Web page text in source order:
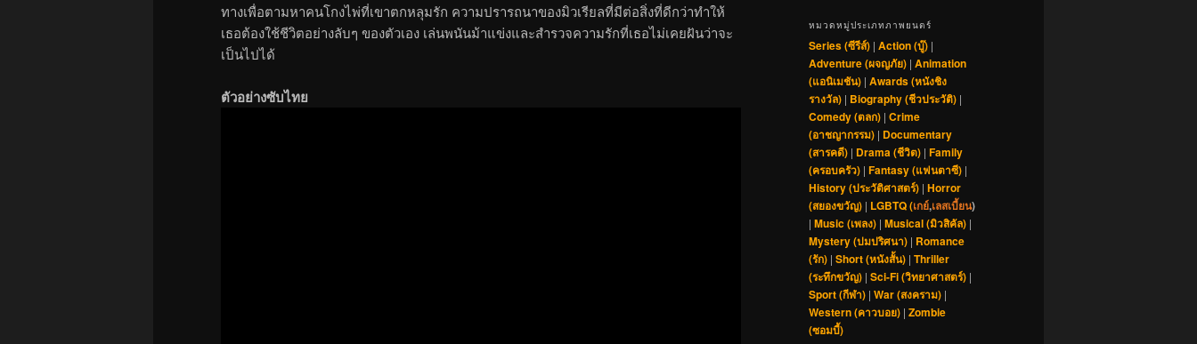
ทางเพื่อตามหาคนโกงไพ่ที่เขาตกหลุมรัก ความปรารถนาของมิวเรียลที่มีต่อสิ่งที่ดีกว่าทำให้
เธอต้องใช้ชีวิตอย่างลับๆ ของตัวเอง เล่นพนันม้าแข่งและสำรวจความรักที่เธอไม่เคยฝันว่าจะ
เป็นไปได้
ตัวอย่างซับไทย
หมวดหมู่ประเภทภาพยนตร์
Series (ซีรีส์) | Action (บู๊) |
Adventure (ผจญภัย) | Animation
(แอนิเมชัน) | Awards (หนังชิง
รางวัล) | Biography (ชีวประวัติ) |
Comedy (ตลก) | Crime
(อาชญากรรม) | Documentary
(สารคดี) | Drama (ชีวิต) | Family
(ครอบครัว) | Fantasy (แฟนตาซี) |
History (ประวัติศาสตร์) | Horror
(สยองขวัญ) | LGBTQ (เกย์,เลสเบี้ยน)
| Music (เพลง) | Musical (มิวสิคัล) |
Mystery (ปมปริศนา) | Romance
(รัก) | Short (หนังสั้น) | Thriller
(ระทึกขวัญ) | Sci-Fi (วิทยาศาสตร์) |
Sport (กีฬา) | War (สงคราม) |
Western (คาวบอย) | Zombie
(ซอมบี้)